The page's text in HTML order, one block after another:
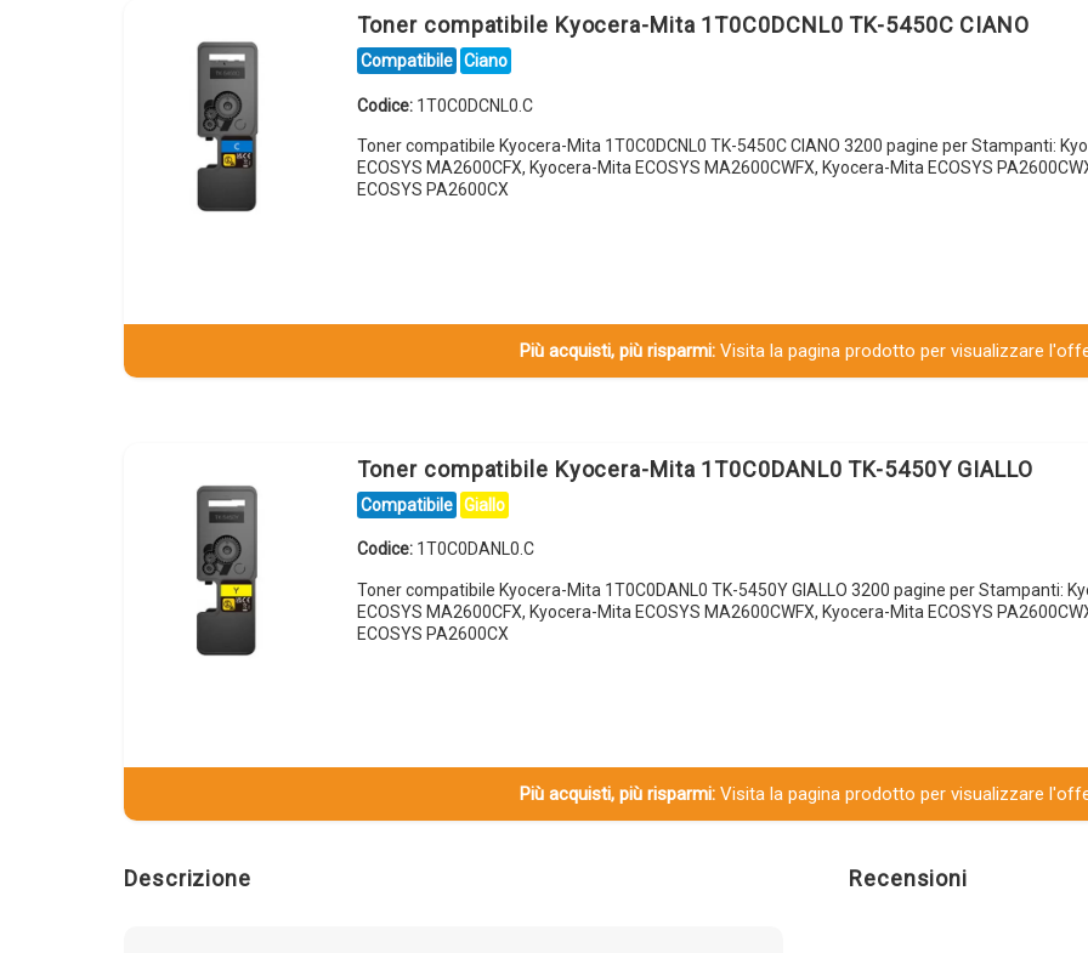
Toner compatibile Kyocera-Mita 1T0C0DCNL0 TK-5450C CIANO
Compatibile Ciano
Codice: 1T0C0DCNL0.C
Toner compatibile Kyocera-Mita 1T0C0DCNL0 TK-5450C CIANO 3200 pagine per Stampanti:
ECOSYS MA2600CFX, Kyocera-Mita ECOSYS MA2600CWFX, Kyocera-Mita ECOSYS
ECOSYS PA2600CX
Più acquisti, più risparmi:Visita la pagina prodotto per visualizzare
Toner compatibile Kyocera-Mita 1T0C0DANL0 TK-5450Y GIALLO
Compatibile Giallo
Codice: 1T0C0DANL0.C
Toner compatibile Kyocera-Mita 1T0C0DANL0 TK-5450Y GIALLO 3200 pagine per Stampanti:
ECOSYS MA2600CFX, Kyocera-Mita ECOSYS MA2600CWFX, Kyocera-Mita ECOSYS
ECOSYS PA2600CX
Più acquisti, più risparmi:Visita la pagina prodotto per visualizzare
Descrizione Recensioni